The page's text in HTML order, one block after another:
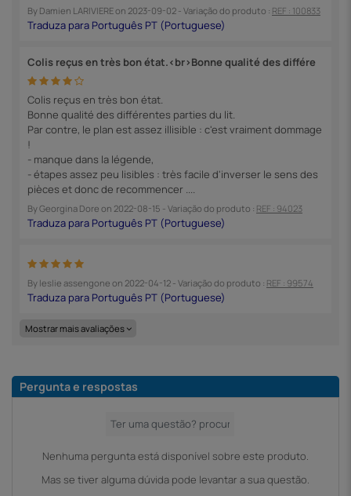
By Damien LARIVIEREon 2023-09-02 - Variação do produto : REF : 100833
Colis reçus en très bon état.<br>Bonne qualité des différe
Colis reçus en très bon état.
Bonne qualité des différentes parties du lit.
Par contre, le plan est assez illisible : c'est vraiment dommage
!
- manque dans la légende,
- étapes assez peu lisibles : très facile d'inverser le sens des
pièces et donc de recommencer ....
ByGeorgina Dore on 2022-08-15 - Variação do produto : REF : 94023
By leslie assengone on 2022-04-12 - Variação do produto : REF : 99574
Mostrar mais avaliações
Pergunta e respostas
Nenhuma pergunta está disponível sobre este produto.
Mas se tiver alguma dúvida pode levantar a sua questão.